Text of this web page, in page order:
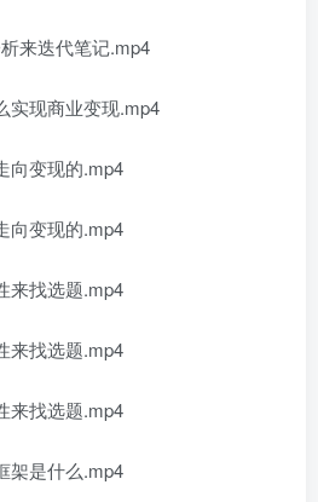
来迭代笔记.mp4
实现商业变现.mp4
向变现的.mp4
向变现的.mp4
来找选题.mp4
来找选题.mp4
来找选题.mp4
架是什么.mp4